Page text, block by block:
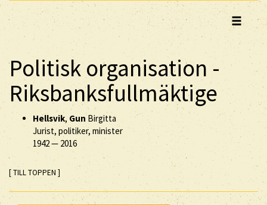
Politisk organisation -
Riksbanksfullmäktige
Hellsvik, GunBirgitta
Jurist, politiker, minister
1942— 2016
[ TILL TOPPEN ]